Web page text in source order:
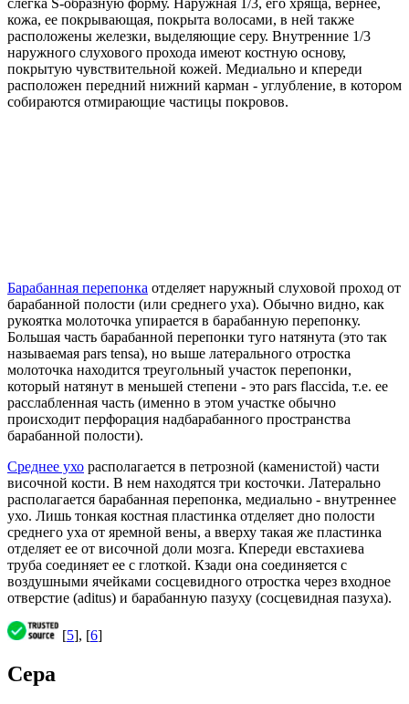
слегка S-образную форму. Наружная 1/3, его хряща, вернее,
кожа, ее покрывающая, покрыта волосами, в ней также
расположены железки, выделяющие серу. Внутренние 1/3
наружного слухового прохода имеют костную основу,
покрытую чувствительной кожей. Медиально и кпереди
расположен передний нижний карман - углубление, в котором
собираются отмирающие частицы покровов.
Барабанная перепонка отделяет наружный слуховой проход от
барабанной полости (или среднего уха). Обычно видно, как
рукоятка молоточка упирается в барабанную перепонку.
Большая часть барабанной перепонки туго натянута (это так
называемая pars tensa), но выше латерального отростка
молоточка находится треугольный участок перепонки,
который натянут в меньшей степени - это pars flaccida, т.е. ее
расслабленная часть (именно в этом участке обычно
происходит перфорация надбарабанного пространства
барабанной полости).
Среднее ухо располагается в петрозной (каменистой) части
височной кости. В нем находятся три косточки. Латерально
располагается барабанная перепонка, медиально - внутреннее
ухо. Лишь тонкая костная пластинка отделяет дно полости
среднего уха от яремной вены, а вверху такая же пластинка
отделяет ее от височной доли мозга. Кпереди евстахиева
труба соединяет ее с глоткой. Кзади она соединяется с
воздушными ячейками сосцевидного отростка через входное
отверстие (aditus) и барабанную пазуху (сосцевидная пазуха).
[5], [6]
Сера